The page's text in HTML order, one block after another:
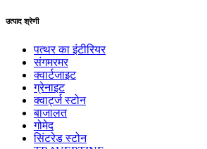
उत्पाद श्रेणी
पत्थर का इंटीरियर
संगमरमर
क्वार्टजाइट
ग्रेनाइट
क्वार्ट्ज स्टोन
बाजालत
गोमेद
सिंटरेड स्टोन